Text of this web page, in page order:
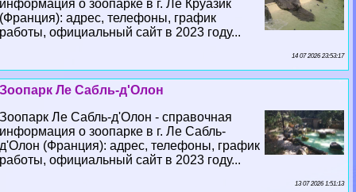
информация о зоопарке в г. Ле Круазик
(Франция): адрес, телефоны, график
работы, официальный сайт в 2023 году...
14 07 2026 23:53:17
Зоопарк Ле Сабль-д'Олон
Зоопарк Ле Сабль-д'Олон - справочная
информация о зоопарке в г. Ле Сабль-
д'Олон (Франция): адрес, телефоны, график
работы, официальный сайт в 2023 году...
13 07 2026 1:51:13